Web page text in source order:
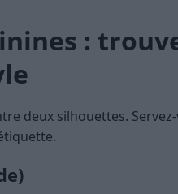
:
deux silhouettes.